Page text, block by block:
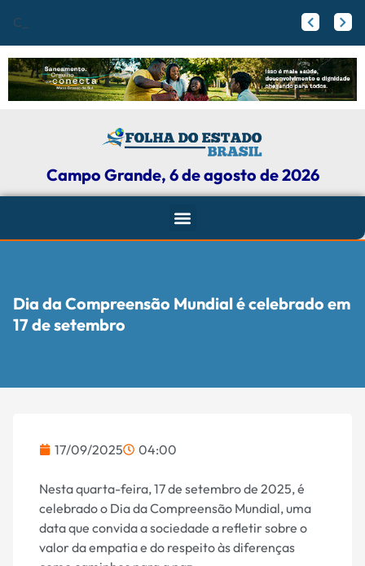
Campo Grande
Campo Grande, 6 de agosto de 2026
Dia da Compreensão Mundial é celebrado em
17 de setembro
17/09/2025 04:00
Nesta quarta-feira, 17 de setembro de 2025, é
celebrado o Dia da Compreensão Mundial, uma
data que convida a sociedade a refletir sobre o
valor da empatia e do respeito às diferenças